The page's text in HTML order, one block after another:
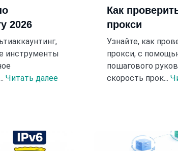
2026
инструменты
Читать далее
Как
прокси
Узнайте, как
прокси, с
пошагового
скорость прок...